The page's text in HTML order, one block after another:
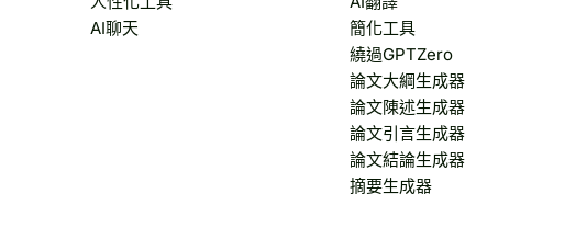
AI聊天
簡化工具
繞過GPTZero
論文大綱生成器
論文陳述生成器
論文引言生成器
論文結論生成器
摘要生成器